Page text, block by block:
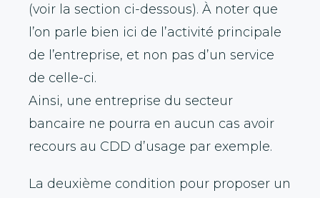
(voir la section ci-dessous). À noter que
l’on parle bien ici de l’activité principale
de l’entreprise, et non pas d’un service
de celle-ci.
Ainsi, une entreprise du secteur
bancaire ne pourra en aucun cas avoir
recours au CDD d’usage par exemple.
La deuxième condition pour proposer un